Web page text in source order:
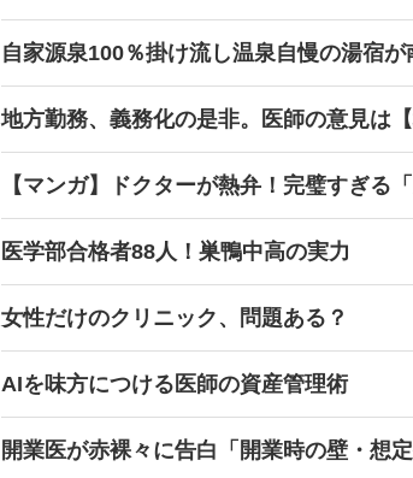
自家源泉100％掛け流し温泉自慢の湯宿が
地方勤務、義務化の是非。医師の意見は【
【マンガ】ドクターが熱弁！完璧すぎる
医学部合格者88人！巣鴨中高の実力
女性だけのクリニック、問題ある？
AIを味方につける医師の資産管理術
開業医が赤裸々に告白「開業時の壁・想